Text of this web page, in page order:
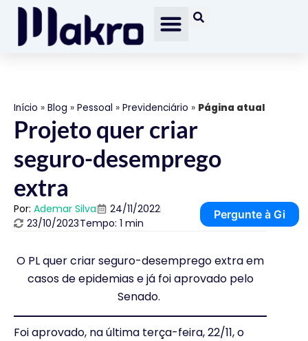
Início » Blog » Pessoal » Previdenciário » Página atual
Projeto quer criar
seguro-desemprego
extra
Por: Ademar Silva
24/11/2022
23/10/2023Tempo: 1 min
Pergunte à Gi
O PL quer criar seguro-desemprego extra em
casos de epidemias e já foi aprovado pelo
Senado.
Foi aprovado, na última terça-feira, 22/11, o